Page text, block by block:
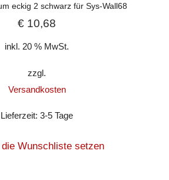
eckig 2 schwarz für Sys-Wall68
€ 10,68
inkl. 20 % MwSt.
zzgl.
Versandkosten
Lieferzeit:3-5 Tage
die Wunschliste setzen